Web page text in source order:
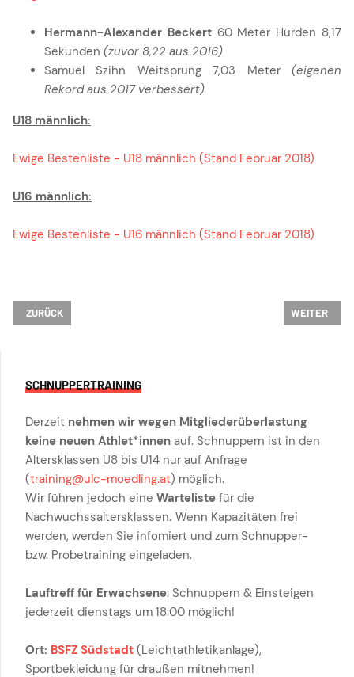
Hermann-Alexander Beckert60 Meter Hürden 8,17
Sekunden (zuvor 8,22 aus 2016)
Samuel Szihn Weitsprung 7,03 Meter (eigenen
Rekord aus 2017 verbessert)
U18 männlich:
Ewige Bestenliste - U18 männlich (Stand Februar 2018)
U16 männlich:
Ewige Bestenliste - U16 männlich (Stand Februar 2018)
VORHERIGER BEITRAG: START ZUM INDOOR KIDS CUP 2019/2020
ZURÜCK NÄCHSTER
WEITER
SCHNUPPERTRAINING
Derzeit nehmen wir wegen Mitgliederüberlastung
keine neuen Athlet*innen auf. Schnuppern ist in den
Altersklassen U8 bis U14 nur auf Anfrage
(training@ulc-moedling.at) möglich.
Wir führen jedoch eine Warteliste für die
Nachwuchssaltersklassen. Wenn Kapazitäten frei
werden, werden Sie infomiert und zum Schnupper-
bzw. Probetraining eingeladen.
Lauftreff für Erwachsene: Schnuppern & Einsteigen
jederzeit dienstags um 18:00 möglich!
Ort: BSFZ Südstadt (Leichtathletikanlage),
Sportbekleidung für draußen mitnehmen!